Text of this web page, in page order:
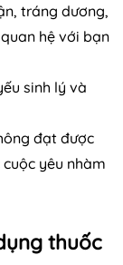
tráng dương,
hệ với bạn
sinh lý và
đạt được
yêu nhàm
thuốc